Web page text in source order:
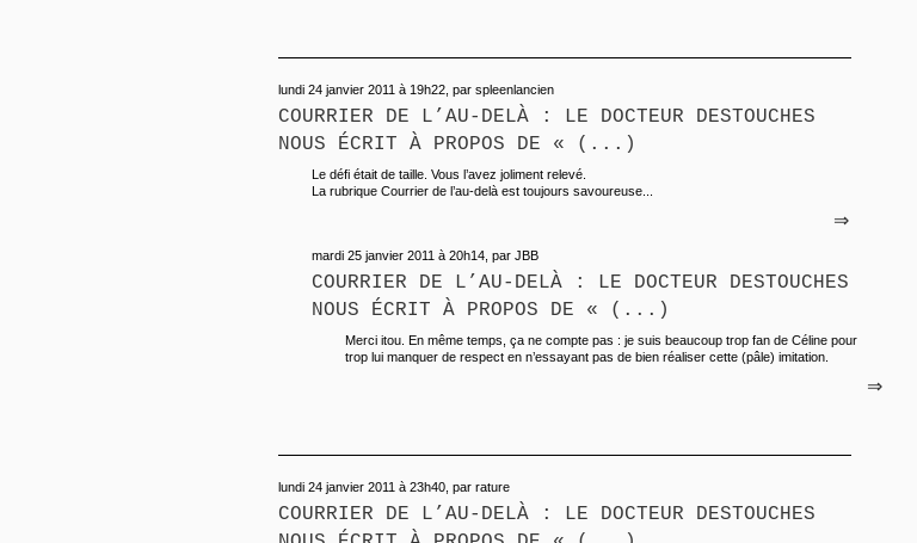
lundi 24 janvier 2011 à 19h22, par spleenlancien
COURRIER DE L’AU-DELÀ : LE DOCTEUR DESTOUCHES
NOUS ÉCRIT À PROPOS DE « (...)
Le défi était de taille. Vous l’avez joliment relevé.
La rubrique Courrier de l’au-delà est toujours savoureuse...
⇒
mardi 25 janvier 2011 à 20h14, par JBB
COURRIER DE L’AU-DELÀ : LE DOCTEUR DESTOUCHES
NOUS ÉCRIT À PROPOS DE « (...)
Merci itou. En même temps, ça ne compte pas : je suis beaucoup trop fan de Céline pour
trop lui manquer de respect en n’essayant pas de bien réaliser cette (pâle) imitation.
⇒
lundi 24 janvier 2011 à 23h40, par rature
COURRIER DE L’AU-DELÀ : LE DOCTEUR DESTOUCHES